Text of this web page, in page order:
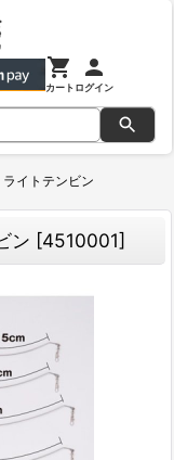
カートログイン
イトテンビン
ン [4510001]